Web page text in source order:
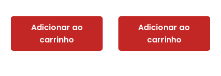
Adicionar ao
carrinho
Adicionar ao
carrinho